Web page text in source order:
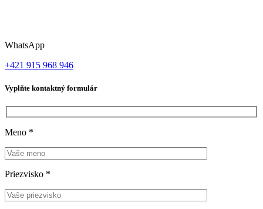
WhatsApp
+421 915 968 946
Vyplňte kontaktný formulár
Meno *
Priezvisko *